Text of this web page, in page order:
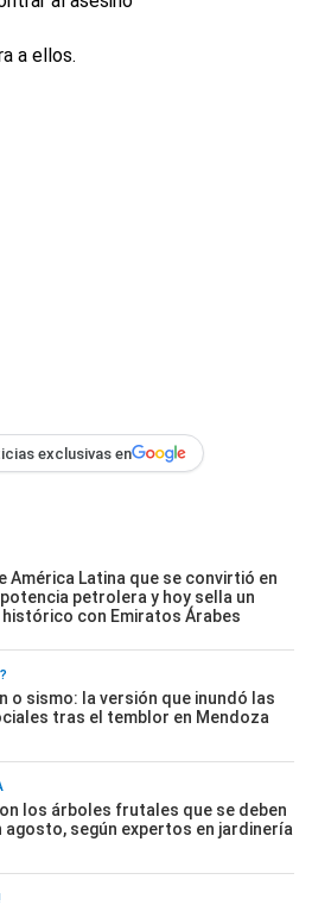
a ellos.
exclusivas en
América Latina que se convirtió en
potencia petrolera y hoy sella un
con Emiratos Árabes
o sismo: la versión que inundó las
tras el temblor en Mendoza
los árboles frutales que se deben
agosto, según expertos en jardinería